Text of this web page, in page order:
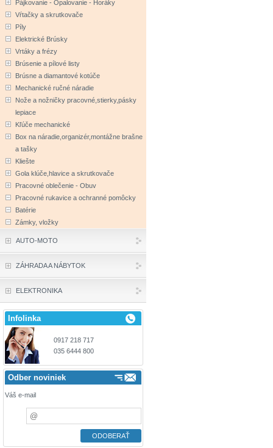
Pájkovanie - Opalovanie - Horáky
Vŕtačky a skrutkovače
Píly
Elektrické Brúsky
Vrtáky a frézy
Brúsenie a pílové listy
Brúsne a diamantové kotúče
Mechanické ručné náradie
Nože a nožničky pracovné,stierky,pásky
lepiace
Kľúče mechanické
Box na náradie,organizér,montážne brašne
a tašky
Kliešte
Gola klúče,hlavice a skrutkovače
Pracovné oblečenie - Obuv
Pracovné rukavice a ochranné pomôcky
Batérie
Zámky, vložky
AUTO-MOTO
ZÁHRADA A NÁBYTOK
ELEKTRONIKA
Infolinka
0917 218 717
035 6444 800
Odber noviniek
Váš e-mail